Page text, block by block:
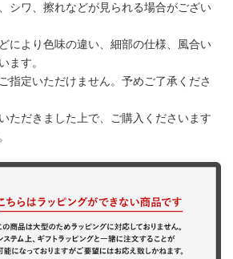
シワ、擦れなどが見られる場合がござい
により色味の違い、細部の仕様、風合い
ます。
指定いただけません。予めご了承くださ
ただきました上で、ご購入くださいます